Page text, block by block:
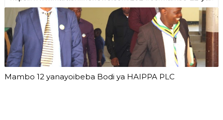
Mambo 12 yanayoibeba Bodi ya HAIPPA PLC